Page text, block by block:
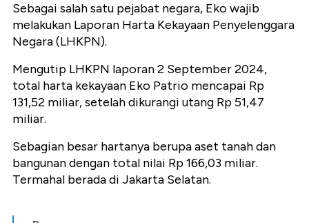
Sebagai salah satu pejabat negara, Eko wajib
melakukan Laporan Harta Kekayaan Penyelenggara
Negara (LHKPN).
Mengutip LHKPN laporan 2 September 2024,
total harta kekayaan Eko Patrio mencapai Rp
131,52 miliar, setelah dikurangi utang Rp 51,47
miliar.
Sebagian besar hartanya berupa aset tanah dan
bangunan dengan total nilai Rp 166,03 miliar.
Termahal berada di Jakarta Selatan.